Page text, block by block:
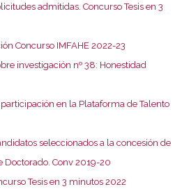
admitidas. Concurso Tesis en 3
Concurso IMFAHE 2022-23
investigación nº 38: Honestidad
en la Plataforma de Talento
seleccionados a la concesión de
Doctorado. Conv 2019-20
Tesis en 3 minutos 2022